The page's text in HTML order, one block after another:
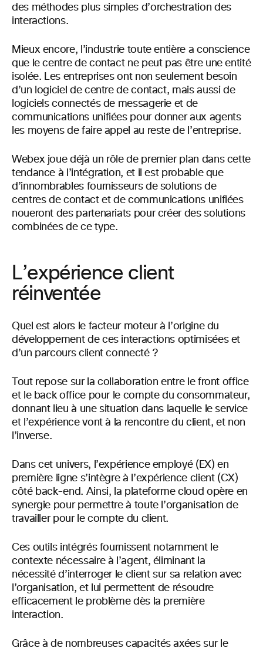
des méthodes plus simples d’orchestration des
interactions.
Mieux encore, l’industrie toute entière a conscience
que le centre de contact ne peut pas être une entité
isolée. Les entreprises ont non seulement besoin
d’un logiciel de centre de contact, mais aussi de
logiciels connectés de messagerie et de
communications unifiées pour donner aux agents
les moyens de faire appel au reste de l’entreprise.
Webex joue déjà un rôle de premier plan dans cette
tendance à l’intégration, et il est probable que
d’innombrables fournisseurs de solutions de
centres de contact et de communications unifiées
noueront des partenariats pour créer des solutions
combinées de ce type.
L’expérience client
réinventée
Quel est alors le facteur moteur à l’origine du
développement de ces interactions optimisées et
d’un parcours client connecté ?
Tout repose sur la collaboration entre le front office
et le back office pour le compte du consommateur,
donnant lieu à une situation dans laquelle le service
et l’expérience vont à la rencontre du client, et non
l’inverse.
Dans cet univers, l’expérience employé (EX) en
première ligne s’intègre à l’expérience client (CX)
côté back-end. Ainsi, la plateforme cloud opère en
synergie pour permettre à toute l’organisation de
travailler pour le compte du client.
Ces outils intégrés fournissent notamment le
contexte nécessaire à l’agent, éliminant la
nécessité d’interroger le client sur sa relation avec
l’organisation, et lui permettent de résoudre
efficacement le problème dès la première
interaction.
Grâce à de nombreuses capacités axées sur le